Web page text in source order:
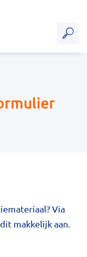
Via
makkelijk aan.